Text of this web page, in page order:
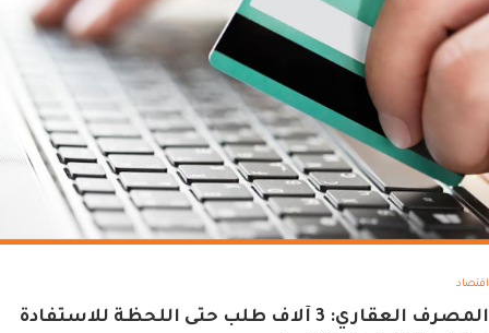
اقتصاد
المصرف العقاري: 3 آلاف طلب حتى اللحظة للاستفادة